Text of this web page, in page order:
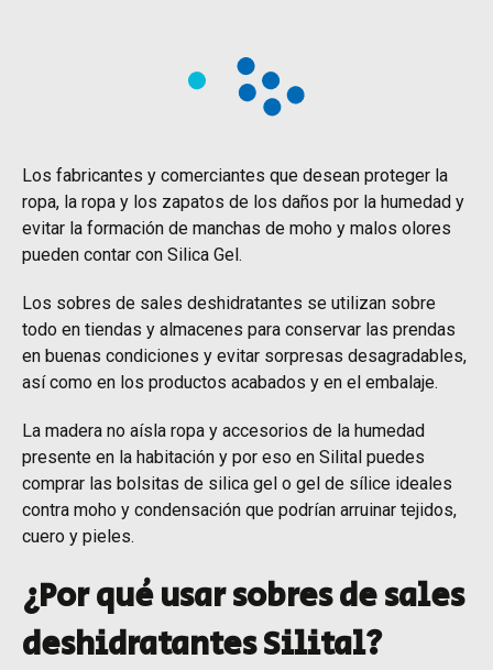
Los fabricantes y comerciantes que desean proteger la
ropa, la ropa y los zapatos de los daños por la humedad y
evitar la formación de manchas de moho y malos olores
pueden contar con Silica Gel.
Los sobres de sales deshidratantes se utilizan sobre
todo en tiendas y almacenes para conservar las prendas
en buenas condiciones y evitar sorpresas desagradables,
así como en los productos acabados y en el embalaje.
La madera no aísla ropa y accesorios de la humedad
presente en la habitación y por eso en Silital puedes
comprar las bolsitas de silica gel o gel de sílice ideales
contra moho y condensación que podrían arruinar tejidos,
cuero y pieles.
¿Por qué usar sobres de sales
deshidratantes Silital?